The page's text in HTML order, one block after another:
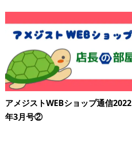
アメジストWEBショップ通信2022
年3月号②